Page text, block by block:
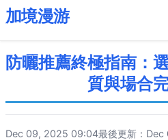
加境漫游
防曬推薦終極指南：
質與場合
Dec 09, 2025 09:04最後更新：